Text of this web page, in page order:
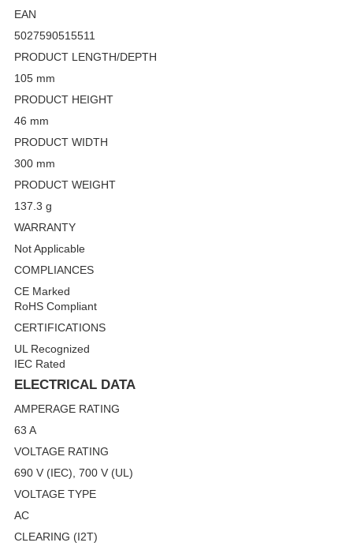
EAN
5027590515511
PRODUCT LENGTH/DEPTH
105 mm
PRODUCT HEIGHT
46 mm
PRODUCT WIDTH
300 mm
PRODUCT WEIGHT
137.3 g
WARRANTY
Not Applicable
COMPLIANCES
CE Marked
RoHS Compliant
CERTIFICATIONS
UL Recognized
IEC Rated
ELECTRICAL DATA
AMPERAGE RATING
63 A
VOLTAGE RATING
690 V (IEC), 700 V (UL)
VOLTAGE TYPE
AC
CLEARING (I2T)